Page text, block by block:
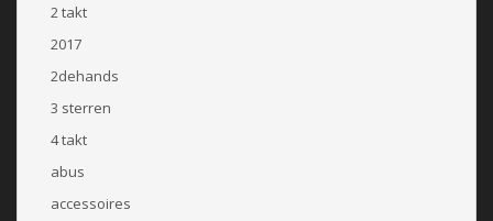
2 takt
2017
2dehands
3 sterren
4 takt
abus
accessoires